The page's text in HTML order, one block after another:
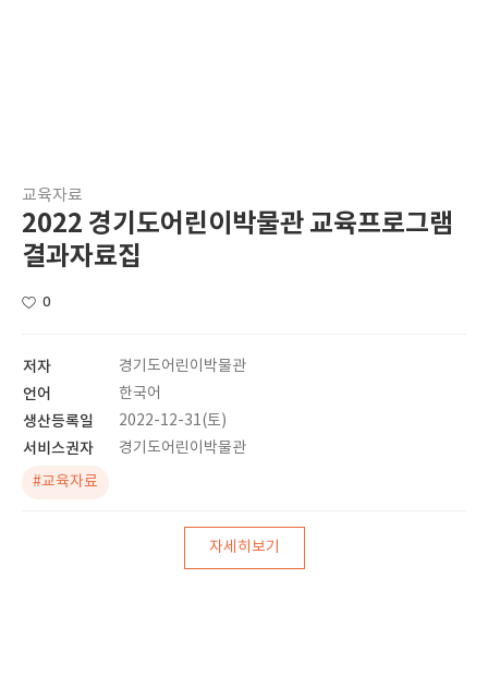
교육자료
2022 경기도어린이박물관 교육프로그램
결과자료집
0
저자 경기도어린이박물관
언어 한국어
생산등록일 2022-12-31(토)
서비스권자
경기도어린이박물관
#교육자료
자세히보기